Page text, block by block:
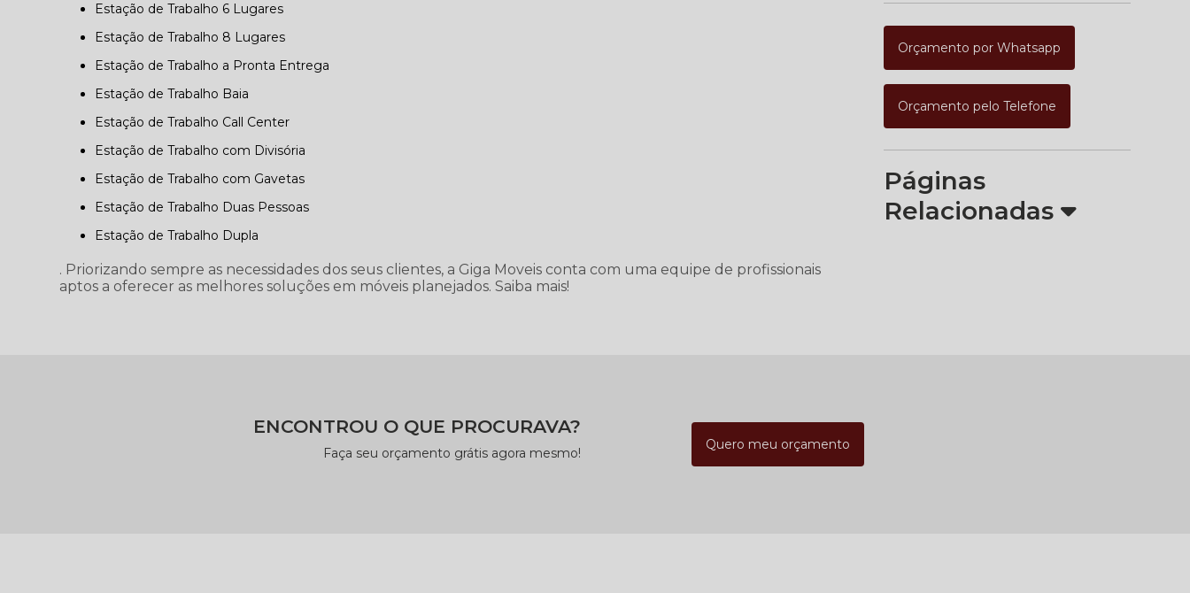
Estação de Trabalho 6 Lugares
Estação de Trabalho 8 Lugares
Estação de Trabalho a Pronta Entrega
Estação de Trabalho Baia
Estação de Trabalho Call Center
Estação de Trabalho com Divisória
Estação de Trabalho com Gavetas
Estação de Trabalho Duas Pessoas
Estação de Trabalho Dupla
. Priorizando sempre as necessidades dos seus clientes, a Giga Moveis conta com uma equipe de profissionais
aptos a oferecer as melhores soluções em móveis planejados. Saiba mais!
Orçamento por Whatsapp
Orçamento pelo Telefone
Páginas
Relacionadas
ENCONTROU O QUE PROCURAVA?
Faça seu orçamento grátis agora mesmo!
Quero meu orçamento